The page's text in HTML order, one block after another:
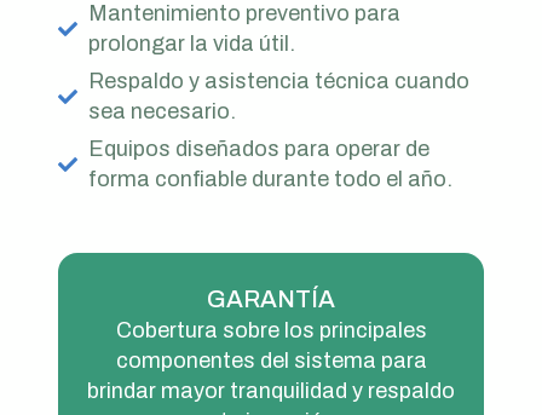
Mantenimiento preventivo para
prolongar la vida útil.
Respaldo y asistencia técnica cuando
sea necesario.
Equipos diseñados para operar de
forma confiable durante todo el año.
GARANTÍA
Cobertura sobre los principales
componentes del sistema para
brindar mayor tranquilidad y respaldo